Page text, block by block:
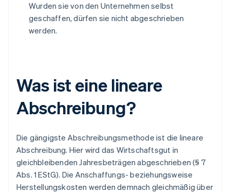
Wurden sie von den Unternehmen selbst
geschaffen, dürfen sie nicht abgeschrieben
werden.
Was ist eine lineare
Abschreibung?
Die gängigste Abschreibungsmethode ist die lineare
Abschreibung. Hier wird das Wirtschaftsgut in
gleichbleibenden Jahresbeträgen abgeschrieben (§ 7
Abs. 1 EStG). Die Anschaffungs- beziehungsweise
Herstellungskosten werden demnach gleichmäßig über